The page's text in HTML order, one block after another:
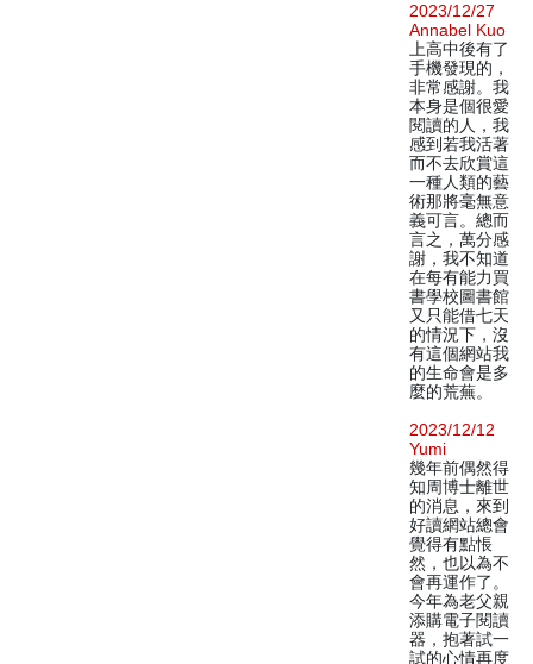
2023/12/27
Annabel Kuo
上高中後有了
手機發現的，
非常感謝。我
本身是個很愛
閱讀的人，我
感到若我活著
而不去欣賞這
一種人類的藝
術那將毫無意
義可言。總而
言之，萬分感
謝，我不知道
在每有能力買
書學校圖書館
又只能借七天
的情況下，沒
有這個網站我
的生命會是多
麼的荒蕪。
2023/12/12
Yumi
幾年前偶然得
知周博士離世
的消息，來到
好讀網站總會
覺得有點悵
然，也以為不
會再運作了。
今年為老父親
添購電子閱讀
器，抱著試一
試的心情再度